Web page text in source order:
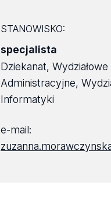
STANOWISKO:
specjalista
Dziekanat,
Administracyjne,
Informatyki
e-mail: